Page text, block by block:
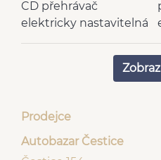
CD přehrávač
elektricky nastavitelná
tónovaná skla
LED denní svícení
Prodejce
Autobazar Čestice